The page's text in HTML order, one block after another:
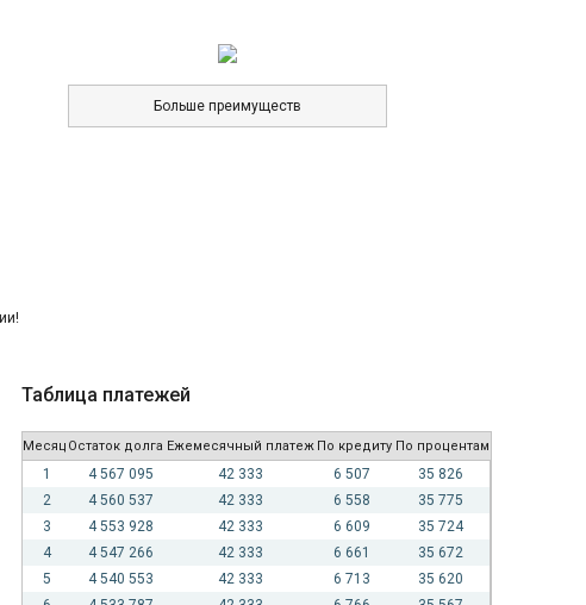
Больше преимуществ
Таблица платежей
Месяц Остаток долга Ежемесячный платеж По кредиту По процентам
1 4 567 095 42 333 6 507
35 826
2
4 560 537 42 333 6 558
35 775
3
4 553 928 42 333 6 609
35 724
4
4 547 266 42 333 6 661
35 672
5
4 540 553 42 333 6 713
35 620